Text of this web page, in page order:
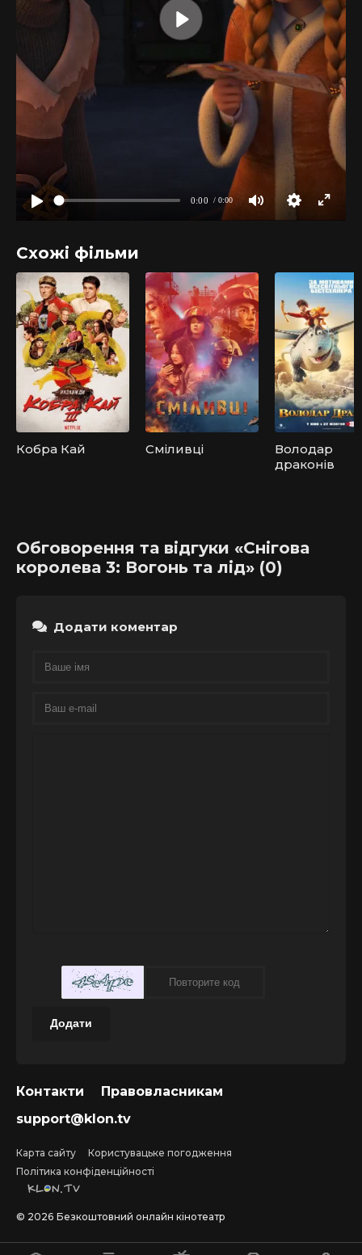
Схожі фільми
Кобра Кай Сміливці
Володар
драконів
Обговорення та відгуки «Снігова
королева 3: Вогонь та лід» (0)
Додати коментар
Додати
Контакти
Правовласникам
support@klon.tv
Карта сайту
Користувацьке погодження
Політика конфіденційності
© 2026 Безкоштовний онлайн кінотеатр